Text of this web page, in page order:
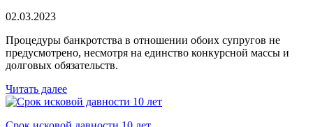
02.03.2023
Процедуры банкротства в отношении обоих супругов не
предусмотрено, несмотря на единство конкурсной массы и
долговых обязательств.
Читать далее